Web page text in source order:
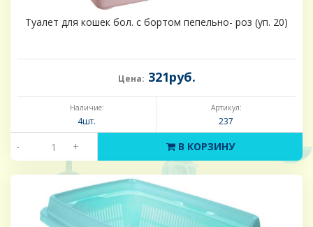
Туалет для кошек бол. с бортом пепельно- роз (уп. 20)
Цена: 321руб.
Наличие:
4шт.
Артикул:
237
- + В КОРЗИНУ